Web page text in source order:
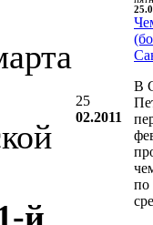
й
25
02.2011
В
по